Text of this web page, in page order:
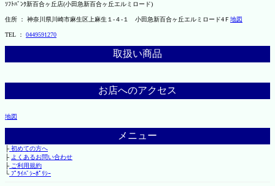
ｿﾌﾄﾊﾞﾝｸ新百合ヶ丘店(小田急新百合ヶ丘エルミロード)
住所 ： 神奈川県川崎市麻生区上麻生１-４-１ 小田急新百合ヶ丘エルミロード4Ｆ 地図
TEL ： 0449591270
取扱い商品
お店へのアクセス
地図
メニュー
├初めての方へ
├ よくあるお問い合わせ
├ご利用規約
└ﾌﾟﾗｲﾊﾞｼｰﾎﾟﾘｼｰ